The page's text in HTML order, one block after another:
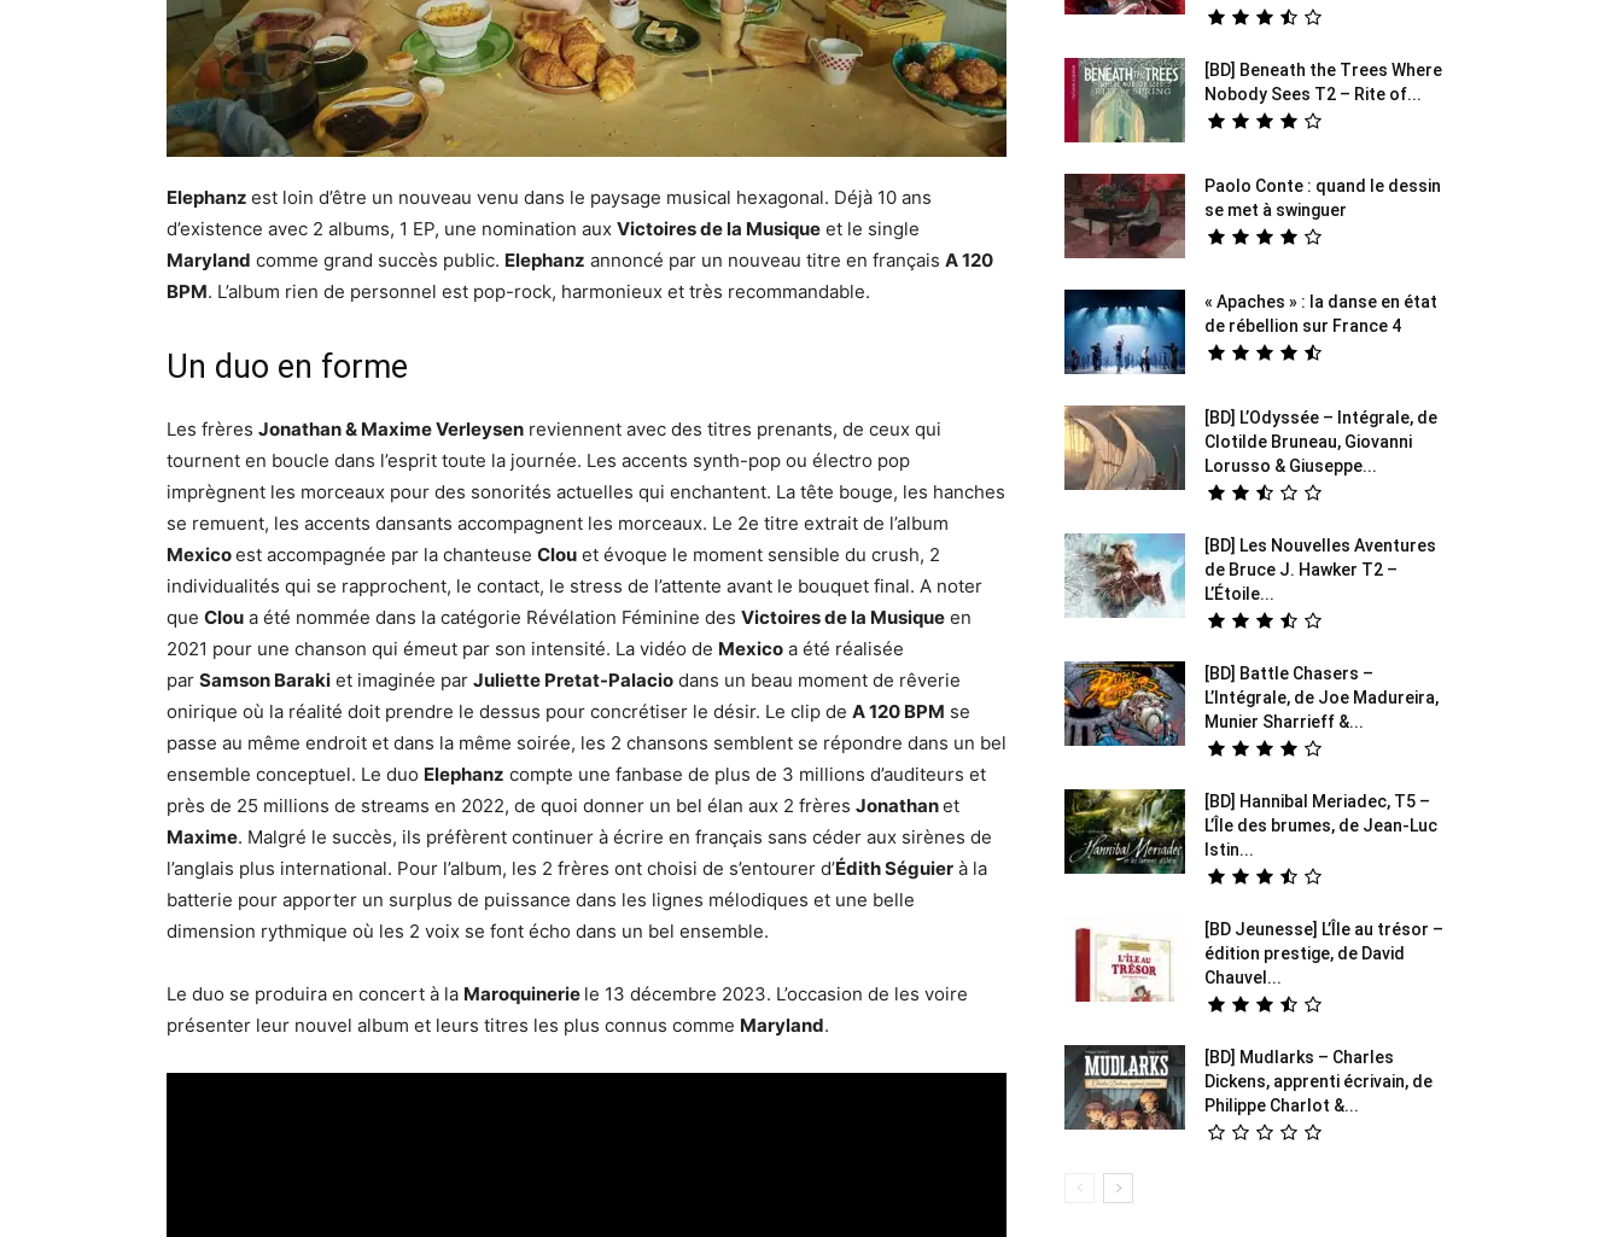
Elephanz est loin d’être un nouveau venu dans le paysage musical hexagonal. Déjà 10 ans
d’existence avec 2 albums, 1 EP, une nomination aux Victoires de la Musique et le single
Maryland comme grand succès public. Elephanz annoncé par un nouveau titre en français A 120
BPM. L’album rien de personnel est pop-rock, harmonieux et très recommandable.
Un duo en forme
Les frères Jonathan & Maxime Verleysen reviennent avec des titres prenants, de ceux qui
tournent en boucle dans l’esprit toute la journée. Les accents synth-pop ou électro pop
imprègnent les morceaux pour des sonorités actuelles qui enchantent. La tête bouge, les hanches
se remuent, les accents dansants accompagnent les morceaux. Le 2e titre extrait de l’album
Mexicoest accompagnée par la chanteuse Clou et évoque le moment sensible du crush, 2
individualités qui se rapprochent, le contact, le stress de l’attente avant le bouquet final. A noter
que Clou a été nommée dans la catégorie Révélation Féminine des Victoires de la Musique en
2021 pour une chanson qui émeut par son intensité. La vidéo de Mexico a été réalisée
par Samson Baraki et imaginée par Juliette Pretat-Palacio dans un beau moment de rêverie
onirique où la réalité doit prendre le dessus pour concrétiser le désir. Le clip de A 120 BPM se
passe au même endroit et dans la même soirée, les 2 chansons semblent se répondre dans un bel
ensemble conceptuel. Le duo Elephanz compte une fanbase de plus de 3 millions d’auditeurs et
près de 25 millions de streams en 2022, de quoi donner un bel élan aux 2 frères Jonathanet
Maxime. Malgré le succès, ils préfèrent continuer à écrire en français sans céder aux sirènes de
l’anglais plus international. Pour l’album, les 2 frères ont choisi de s’entourer d’Édith Séguier à la
batterie pour apporter un surplus de puissance dans les lignes mélodiques et une belle
dimension rythmique où les 2 voix se font écho dans un bel ensemble.
Le duo se produira en concert à la Maroquinerie le 13 décembre 2023. L’occasion de les voire
présenter leur nouvel album et leurs titres les plus connus comme Maryland.
[BD] Beneath the Trees Where
Nobody Sees T2 – Rite of...
Paolo Conte : quand le dessin
se met à swinguer
« Apaches » : la danse en état
de rébellion sur France 4
[BD] L’Odyssée – Intégrale, de
Clotilde Bruneau, Giovanni
Lorusso & Giuseppe...
[BD] Les Nouvelles Aventures
de Bruce J. Hawker T2 –
L’Étoile...
[BD] Battle Chasers –
L’Intégrale, de Joe Madureira,
Munier Sharrieff &...
[BD] Hannibal Meriadec, T5 –
L’Île des brumes, de Jean-Luc
Istin...
[BD Jeunesse] L’Île au trésor –
édition prestige, de David
Chauvel...
[BD] Mudlarks – Charles
Dickens, apprenti écrivain, de
Philippe Charlot &...